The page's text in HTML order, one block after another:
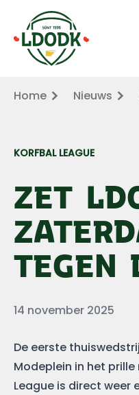
Naar hoofdinhoud
Naar voettekst
Zet LDODK lijn zaterdag
Home Nieuws
KORFBAL LEAGUE
ZET
TEGEN
Datum
14 november 2025
De eerste
Modeplein in het
League is direct weer